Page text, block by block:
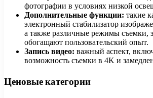
фотографии в условиях низкой
Дополнительные функции: такие
электронный стабилизатор
а также различные режимы съемки,
обогащают пользовательский опыт.
Запись видео: важный аспект,
возможность съемки в 4K и
Ценовые категории